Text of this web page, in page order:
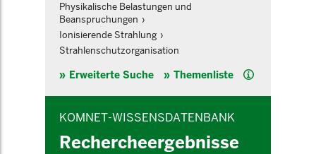
Physikalische Belastungen und
Beanspruchungen
Ionisierende Strahlung
Strahlenschutzorganisation
Erweiterte Suche Themenliste Hilfe
KOMNET-WISSENSDATENBANK
Rechercheergebnisse